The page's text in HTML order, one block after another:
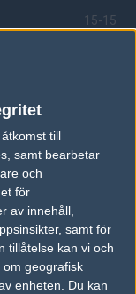
till
samt bearbetar
och
för
av innehåll,
samt för
tillåtelse kan vi och
geografisk
enheten. Du kan
15-15
vackra bites på en
och smärtfritt!